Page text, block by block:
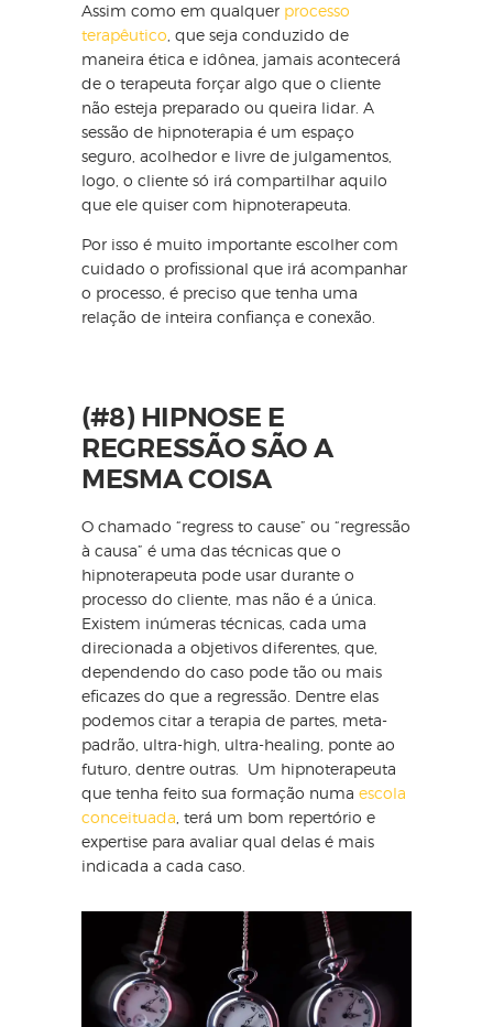
Assim como em qualquer processo
terapêutico , que seja conduzido de
maneira ética e idônea, jamais acontecerá
de o terapeuta forçar algo que o cliente
não esteja preparado ou queira lidar. A
sessão de hipnoterapia é um espaço
seguro, acolhedor e livre de julgamentos,
logo, o cliente só irá compartilhar aquilo
que ele quiser com hipnoterapeuta.
Por isso é muito importante escolher com
cuidado o profissional que irá acompanhar
o processo, é preciso que tenha uma
relação de inteira confiança e conexão.
(#8) HIPNOSE E
REGRESSÃO SÃO A
MESMA COISA
O chamado “regress to cause” ou “regressão
à causa” é uma das técnicas que o
hipnoterapeuta pode usar durante o
processo do cliente, mas não é a única.
Existem inúmeras técnicas, cada uma
direcionada a objetivos diferentes, que,
dependendo do caso pode tão ou mais
eficazes do que a regressão. Dentre elas
podemos citar a terapia de partes, meta-
padrão, ultra-high, ultra-healing, ponte ao
futuro, dentre outras. Um hipnoterapeuta
que tenha feito sua formação numa escola
conceituada , terá um bom repertório e
expertise para avaliar qual delas é mais
indicada a cada caso.